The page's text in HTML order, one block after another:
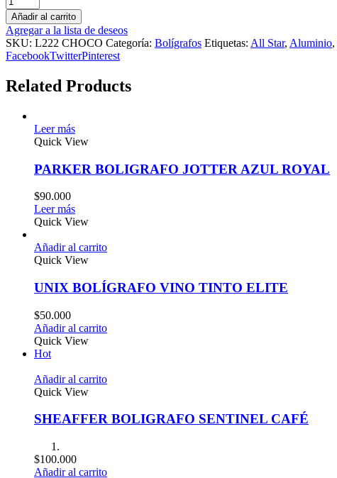
Añadir al carrito
Agregar a la lista de deseos
SKU: L222 CHOCO Categoría: Bolígrafos Etiquetas: All Star, Aluminio,
FacebookTwitterPinterest
Related Products
Leer más
Quick View
PARKER BOLIGRAFO JOTTER AZUL ROYAL
$90.000
Leer más
Quick View
Añadir al carrito
Quick View
UNIX BOLÍGRAFO VINO TINTO ELITE
$50.000
Añadir al carrito
Quick View
Hot
Añadir al carrito
Quick View
SHEAFFER BOLIGRAFO SENTINEL CAFÉ
$100.000
Añadir al carrito